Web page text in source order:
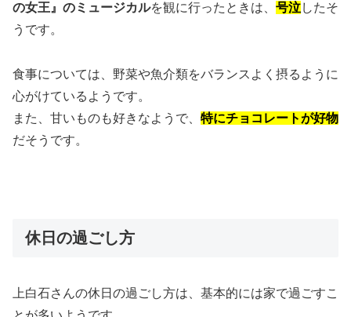
の女王』のミュージカルを観に行ったときは、 号泣したそ
うです。
食事については、野菜や魚介類をバランスよく摂るように
心がけているようです。
また、甘いものも好きなようで、 特にチョコレートが好物
だそうです。
休日の過ごし方
上白石さんの休日の過ごし方は、基本的には家で過ごすこ